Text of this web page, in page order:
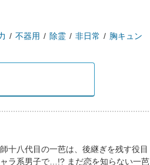
不器用 除霊 非日常 胸キュン
十八代目の一芭は、後継ぎを残す役目
ラ系男子で…!? まだ恋を知らない一芭